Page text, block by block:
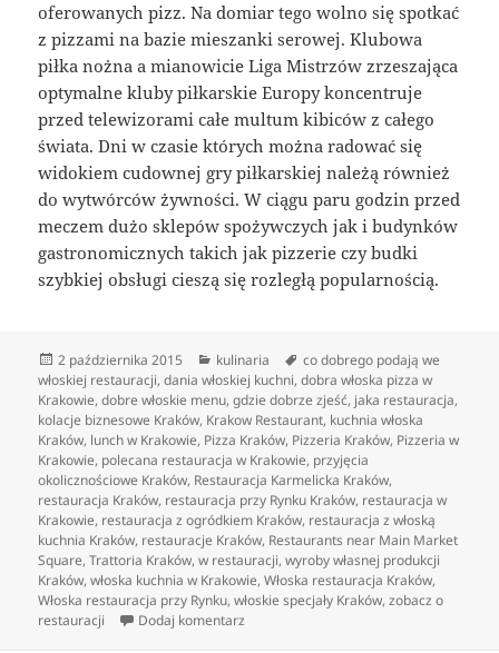
oferowanych pizz. Na domiar tego wolno się spotkać
z pizzami na bazie mieszanki serowej. Klubowa
piłka nożna a mianowicie Liga Mistrzów zrzeszająca
optymalne kluby piłkarskie Europy koncentruje
przed telewizorami całe multum kibiców z całego
świata. Dni w czasie których można radować się
widokiem cudownej gry piłkarskiej należą również
do wytwórców żywności. W ciągu paru godzin przed
meczem dużo sklepów spożywczych jak i budynków
gastronomicznych takich jak pizzerie czy budki
szybkiej obsługi cieszą się rozległą popularnością.
Data
publikacji
2 października 2015 Kategorie
kulinaria Tagi
co dobrego podają we
włoskiej restauracji,dania włoskiej kuchni,dobra włoska pizza w
Krakowie,dobre włoskie menu,gdzie dobrze zjeść, jaka restauracja,
kolacje biznesowe Kraków, Krakow Restaurant, kuchnia włoska
Kraków, lunch w Krakowie, Pizza Kraków, Pizzeria Kraków, Pizzeria w
Krakowie, polecana restauracja w Krakowie, przyjęcia
okolicznościowe Kraków, Restauracja Karmelicka Kraków,
restauracja Kraków, restauracja przy Rynku Kraków, restauracja w
Krakowie, restauracja z ogródkiem Kraków, restauracja z włoską
kuchnia Kraków, restauracje Kraków, Restaurants near Main Market
Square,Trattoria Kraków,w restauracji,wyroby własnej produkcji
Kraków,włoska kuchnia w Krakowie,Włoska restauracja Kraków,
Włoska restauracja przy Rynku,włoskie specjały Kraków,zobacz o
restauracji
Dodaj komentarz